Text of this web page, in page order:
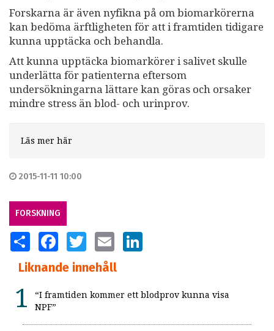
Forskarna är även nyfikna på om biomarkörerna
kan bedöma ärftligheten för att i framtiden tidigare
kunna upptäcka och behandla.
Att kunna upptäcka biomarkörer i salivet skulle
underlätta för patienterna eftersom
undersökningarna lättare kan göras och orsaker
mindre stress än blod- och urinprov.
Läs mer här
2015-11-11 10:00
FORSKNING
SHARE FACEBOOKTWITTER EMAIL
Liknande innehåll
“I framtiden kommer ett blodprov kunna visa
NPF”